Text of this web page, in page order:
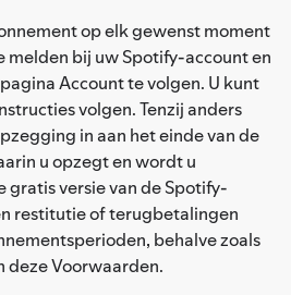
op elk gewenst moment
melden bij uw Spotify-account en
Account te volgen. U kunt
volgen. Tenzij anders
in aan het einde van de
u opzegt en wordt u
versie van de Spotify-
restitutie of terugbetalingen
behalve zoals
Voorwaarden.